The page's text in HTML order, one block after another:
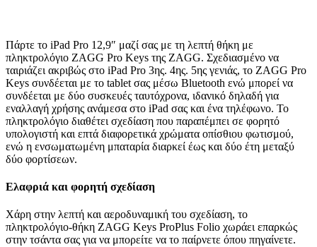
Πάρτε το iPad Pro 12,9″ μαζί σας με τη λεπτή θήκη με
πληκτρολόγιο ZAGG Pro Keys της ZAGG. Σχεδιασμένο να
ταιριάζει ακριβώς στο iPad Pro 3ης. 4ης. 5ης γενιάς, το ZAGG Pro
Keys συνδέεται με το tablet σας μέσω Bluetooth ενώ μπορεί να
συνδέεται με δύο συσκευές ταυτόχρονα, ιδανικό δηλαδή για
εναλλαγή χρήσης ανάμεσα στο iPad σας και ένα τηλέφωνο. Το
πληκτρολόγιο διαθέτει σχεδίαση που παραπέμπει σε φορητό
υπολογιστή και επτά διαφορετικά χρώματα οπίσθιου φωτισμού,
ενώ η ενσωματωμένη μπαταρία διαρκεί έως και δύο έτη μεταξύ
δύο φορτίσεων.
Ελαφριά και φορητή σχεδίαση
Χάρη στην λεπτή και αεροδυναμική του σχεδίαση, το
πληκτρολόγιο-θήκη ZAGG Keys ProPlus Folio χωράει επαρκώς
στην τσάντα σας για να μπορείτε να το παίρνετε όπου πηγαίνετε.